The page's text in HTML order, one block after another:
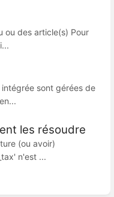
ou des article(s) Pour
sont gérées de
les résoudre
(ou avoir)
n'est ...